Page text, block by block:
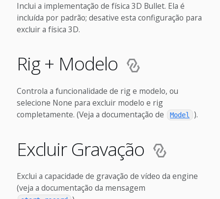
Inclui a implementação de física 3D Bullet. Ela é
incluída por padrão; desative esta configuração para
excluir a física 3D.
Rig + Modelo
Controla a funcionalidade de rig e modelo, ou
selecione None para excluir modelo e rig
completamente. (Veja a documentação de
Model ).
Excluir Gravação
Exclui a capacidade de gravação de vídeo da engine
(veja a documentação da mensagem